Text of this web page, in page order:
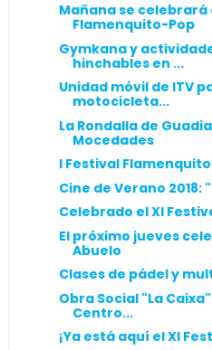
Mañana se celebrará
Flamenquito-Pop
Gymkana y
hinchables en ...
Unidad móvil de ITV
motocicleta...
La Rondalla de
Mocedades
I Festival
Cine de Verano 2018:
Celebrado el XI
El próximo jueves
Abuelo
Clases de pádel y
Obra Social "La
Centro...
¡Ya está aquí el XI